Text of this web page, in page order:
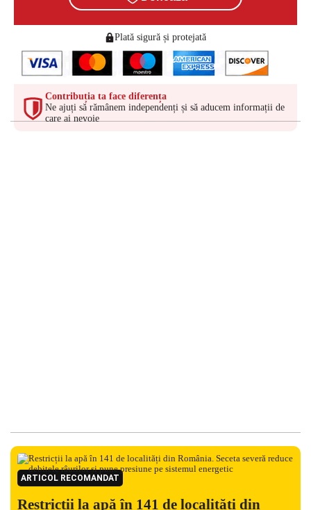
Plată sigură și protejată
Contribuția ta face diferența
Ne ajuți să rămânem independenți și să aducem informații de
care ai nevoie
ARTICOL RECOMANDAT
Restricții la apă în 141 de localități din